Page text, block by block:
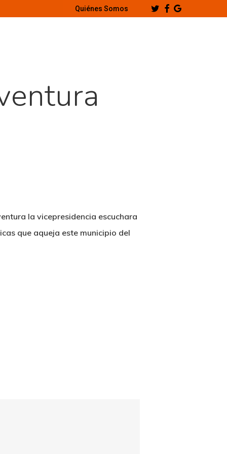
Quiénes Somos TwitterFacebook
Google-
Plus
la vicepresidencia escuchara
que aqueja este municipio del